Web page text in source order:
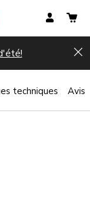
techniques Avis